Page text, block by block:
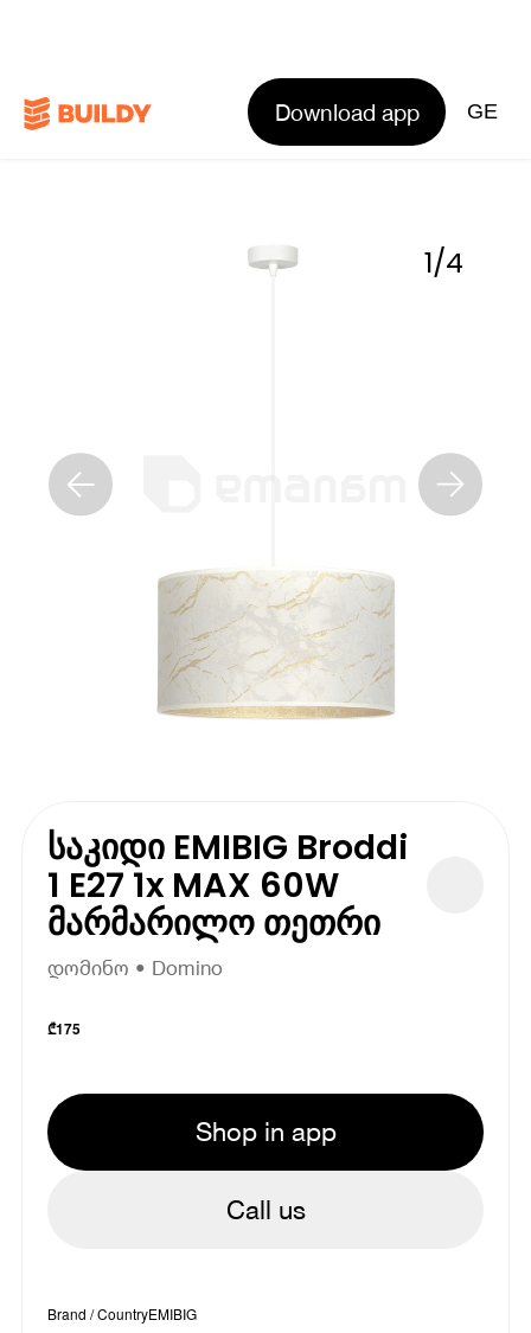
Download app GE
1/4
საკიდი EMIBIG Broddi
1 E27 1x MAX 60W
მარმარილო თეთრი
დომინო • Domino
₾175
Shop in app
Call us
Brand / CountryEMIBIG